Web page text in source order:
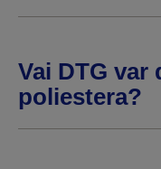
Vai DTG var
poliestera?